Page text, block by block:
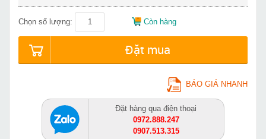
Chọn số lượng: Còn hàng
Đặt mua
BÁO GIÁ NHANH
Đặt hàng qua điện thoại
0972.888.247
0907.513.315